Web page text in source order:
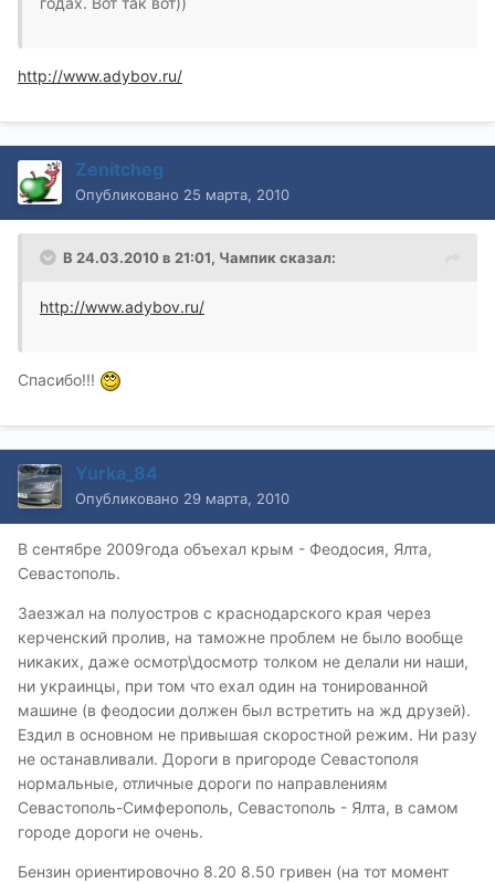
http://www.adybov.ru/
Zenitcheg
Опубликовано 25 марта, 2010
В 24.03.2010 в 21:01, Чампик сказал:
http://www.adybov.ru/
Спасибо!!!
Yurka_84
Опубликовано 29 марта, 2010
В сентябре 2009года объехал крым - Феодосия, Ялта,
Севастополь.
Заезжал на полуостров с краснодарского края через
керченский пролив, на таможне проблем не было вообще
никаких, даже осмотр\досмотр толком не делали ни наши,
ни украинцы, при том что ехал один на тонированной
машине (в феодосии должен был встретить на жд друзей).
Ездил в основном не привышая скоростной режим. Ни разу
не останавливали. Дороги в пригороде Севастополя
нормальные, отличные дороги по направлениям
Севастополь-Симферополь, Севастополь - Ялта, в самом
городе дороги не очень.
Бензин ориентировочно 8.20 8.50 гривен (на тот момент